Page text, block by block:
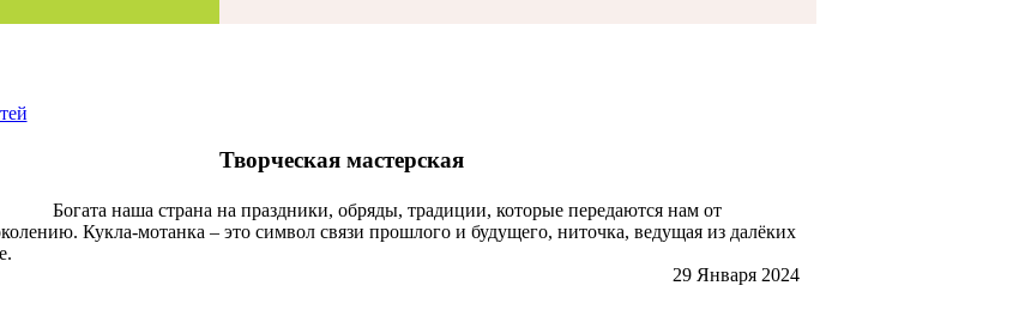
Творческая мастерская
Богата наша страна на праздники, обряды, традиции, которые передаются нам от
Кукла-мотанка – это символ связи прошлого и будущего, ниточка, ведущая из далёких
29 Января 2024